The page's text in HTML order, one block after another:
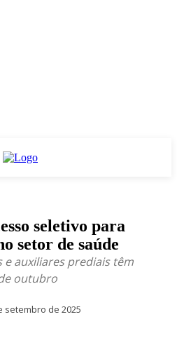
seletivo para
setor de saúde
auxiliares prediais têm
outubro
setembro de 2025